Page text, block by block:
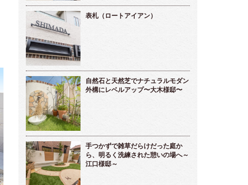
表札（ロートアイアン）
自然石と天然芝でナチュラルモダン
外構にレベルアップ〜大木様邸〜
手つかずで雑草だらけだった庭か
ら、明るく洗練された憩いの場へ～
江口様邸～